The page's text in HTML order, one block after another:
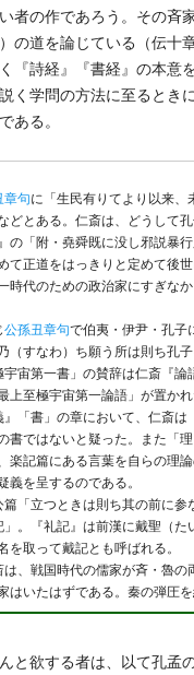
者の作であろう。その斉
の道を論じている（伝十
『詩経』『書経』の本意
説く学問の方法に至ると
ある。
章句に「生民有りてより以来、
どとある。仁斎は、どうして
の「附・堯舜既に没し邪説暴
て正道をはっきりと定めて後
時代のための政治家にすぎな
公孫丑章句で伯夷・伊尹・孔子
（すなわ）ち願う所は則ち孔子
宇宙第一書」の賛辞は仁斎『
上至極宇宙第一論語」が置かれ
』「書」の章において、仁斎
書ではないと疑った。また「
楽記篇にある言葉を自らの理
義を呈するのである。
篇「立つときは則ち其の前に参
」。『礼記』は前漢に戴聖（
を取って戴記とも呼ばれる。
は、戦国時代の儒家が斉・魯
はいたはずである。秦の弾圧
と欲する者は、以て孔孟